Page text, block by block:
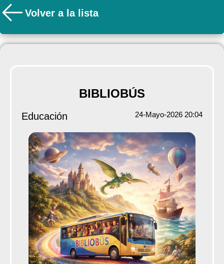
Volver a la lista
BIBLIOBÚS
Educación 24-Mayo-2026 20:04